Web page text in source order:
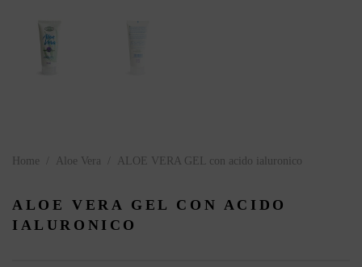
Home Aloe Vera ALOE VERA GEL con acido ialuronico
ALOE VERA GEL CON ACIDO
IALURONICO